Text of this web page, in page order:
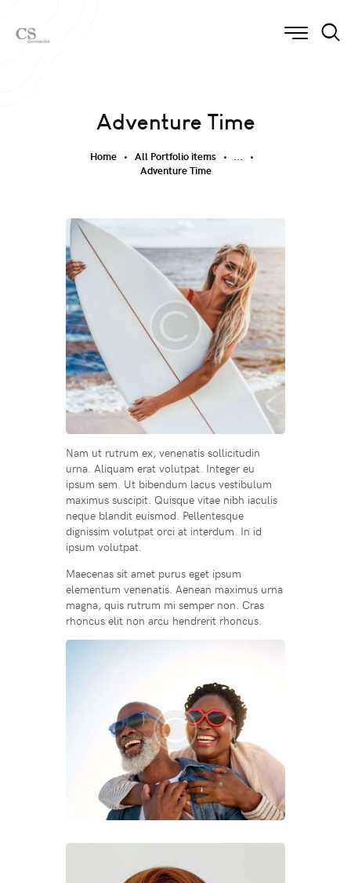
Adventure Time
Home All Portfolio items
...
Adventure Time
Nam ut rutrum ex, venenatis sollicitudin
urna. Aliquam erat volutpat. Integer eu
ipsum sem. Ut bibendum lacus vestibulum
maximus suscipit. Quisque vitae nibh iaculis
neque blandit euismod. Pellentesque
dignissim volutpat orci at interdum. In id
ipsum volutpat.
Maecenas sit amet purus eget ipsum
elementum venenatis. Aenean maximus urna
magna, quis rutrum mi semper non. Cras
rhoncus elit non arcu hendrerit rhoncus.